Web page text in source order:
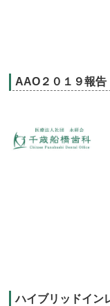
AAO２０１９報告
ハイブリッドイン